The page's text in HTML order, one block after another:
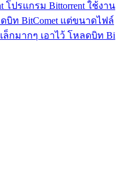
โปรแกรม Bittorrent ใช้งาน
บิท BitComet แต่ขนาดไฟล์
ล็กมากๆ เอาไว้ โหลดบิท Bi